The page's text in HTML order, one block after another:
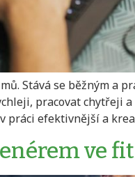
Stává se běžným a
pracovat chytřeji
práci efektivnější a
ve